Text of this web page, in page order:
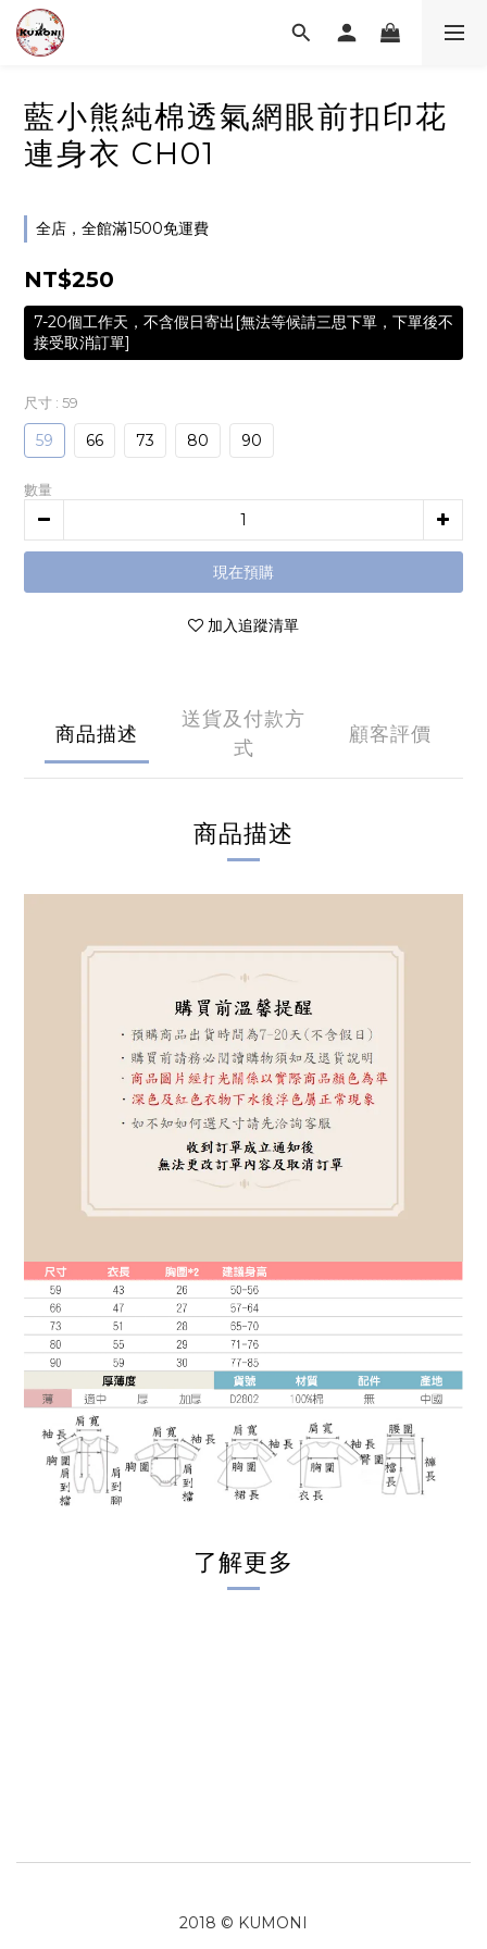
藍小熊純棉透氣網眼前扣印花
連身衣 CH01
全店，全館滿1500免運費
NT$250
7-20個工作天，不含假日寄出[無法等候請三思下單，下單後不
接受取消訂單]
尺寸 : 59
59 66 73 80 90
數量
現在預購
加入追蹤清單
商品描述
送貨及付款方
式
顧客評價
商品描述
了解更多
2018 © KUMONI